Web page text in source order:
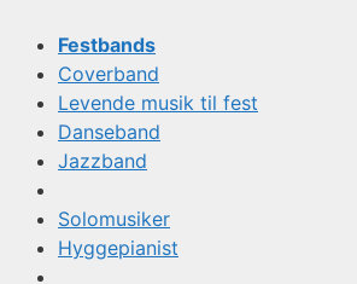
Festbands
Coverband
Levende musik til fest
Danseband
Jazzband
Solomusiker
Hyggepianist